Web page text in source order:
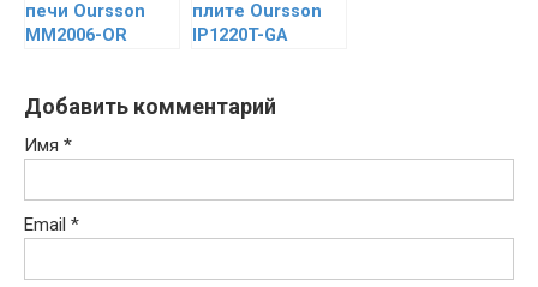
печи Oursson
MM2006-OR
плите Oursson
IP1220T-GA
Добавить комментарий
Имя *
Email *